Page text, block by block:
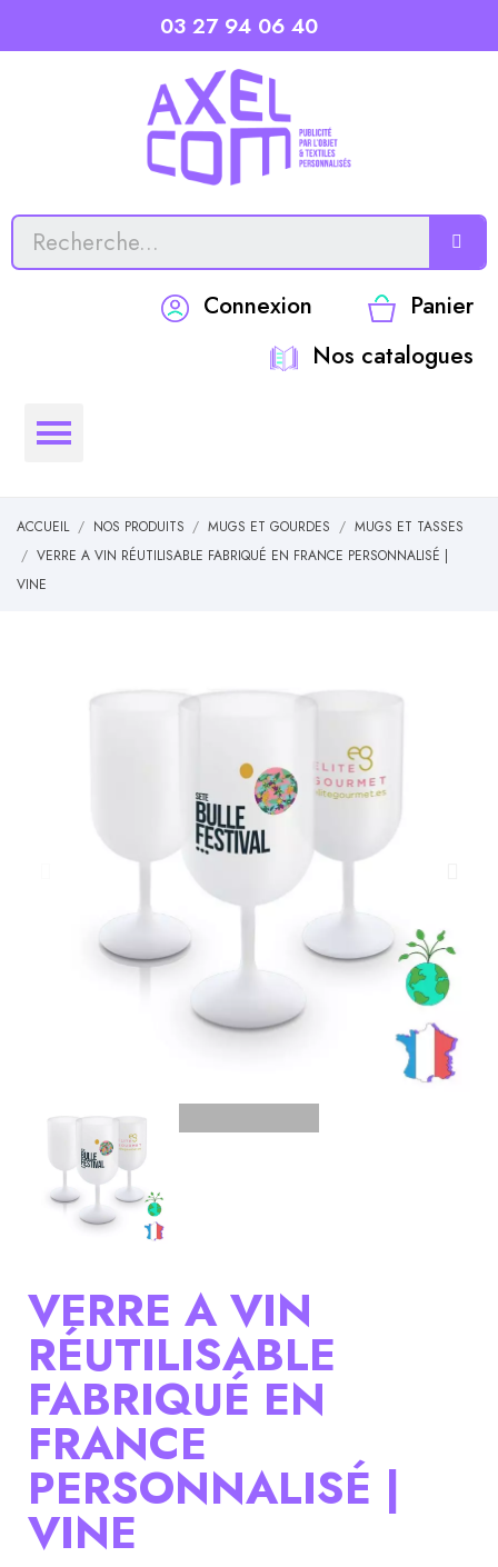
03 27 94 06 40
Connexion
Panier
Nos catalogues
ACCUEIL NOS PRODUITS MUGS ET GOURDES
MUGS ET TASSES
VERRE A VIN RÉUTILISABLE FABRIQUÉ EN FRANCE PERSONNALISÉ |
VINE
VERRE A VIN
RÉUTILISABLE
FABRIQUÉ EN
FRANCE
PERSONNALISÉ |
VINE